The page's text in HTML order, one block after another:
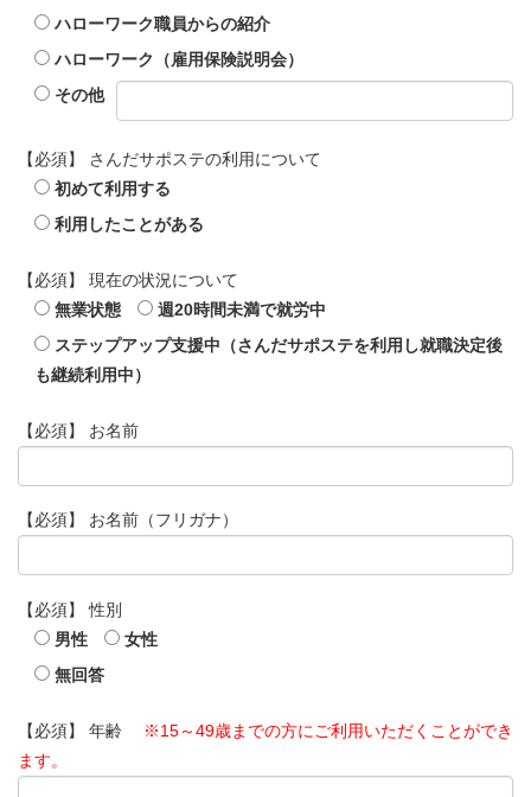
ハローワーク職員からの紹介
ハローワーク（雇用保険説明会）
その他
【必須】
さんだサポステの利用について
初めて利用する
利用したことがある
【必須】
現在の状況について
無業状態
週20時間未満で就労中
ステップアップ支援中（さんだサポステを利用し就職決定後
も継続利用中）
【必須】 お名前
【必須】 お名前（フリガナ）
【必須】
性別
男性
女性
無回答
【必須】 年齢
※15～49歳までの方にご利用いただくことができ
ます。